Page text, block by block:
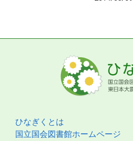
ひなぎくとは
国立国会図書館ホームページ